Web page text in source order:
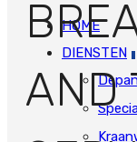
HOME
DIENSTEN
AND